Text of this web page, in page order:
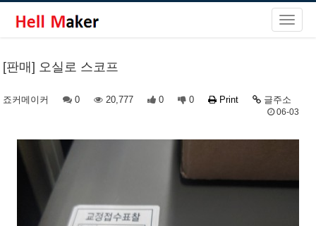
[판매] 오실로 스코프
죠커메이커 0 20,777 0 0 Print 글주소
06-03